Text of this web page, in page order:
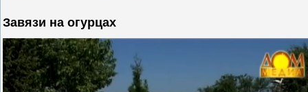
Завязи на огурцах